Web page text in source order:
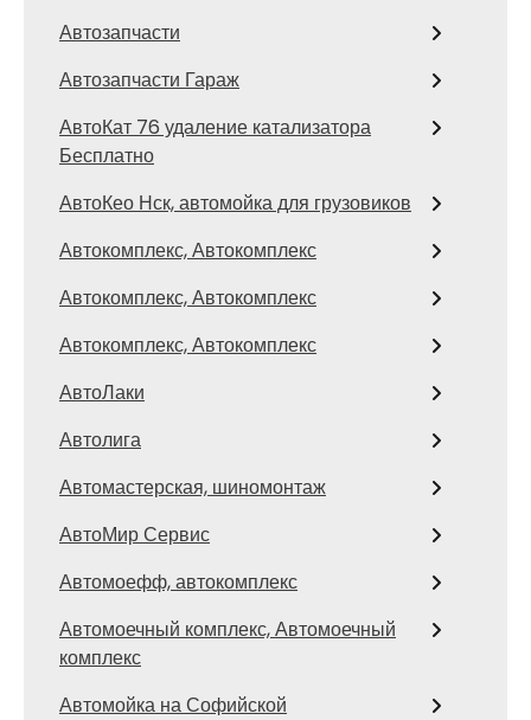
Автозапчасти
Автозапчасти Гараж
АвтоКат 76 удаление катализатора
Бесплатно
АвтоКео Нск, автомойка для грузовиков
Автокомплекс, Автокомплекс
Автокомплекс, Автокомплекс
Автокомплекс, Автокомплекс
АвтоЛаки
Автолига
Автомастерская, шиномонтаж
АвтоМир Сервис
Автомоефф, автокомплекс
Автомоечный комплекс, Автомоечный
комплекс
Автомойка на Софийской